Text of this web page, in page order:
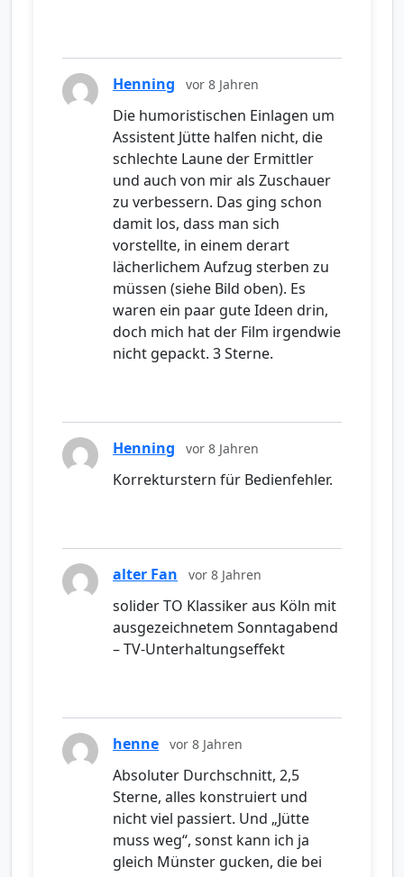
Henning vor 8 Jahren
Die humoristischen Einlagen um
Assistent Jütte halfen nicht, die
schlechte Laune der Ermittler
und auch von mir als Zuschauer
zu verbessern. Das ging schon
damit los, dass man sich
vorstellte, in einem derart
lächerlichem Aufzug sterben zu
müssen (siehe Bild oben). Es
waren ein paar gute Ideen drin,
doch mich hat der Film irgendwie
nicht gepackt. 3 Sterne.
Henning vor 8 Jahren
Korrekturstern für Bedienfehler.
alter Fan vor 8 Jahren
solider TO Klassiker aus Köln mit
ausgezeichnetem Sonntagabend
– TV-Unterhaltungseffekt
henne vor 8 Jahren
Absoluter Durchschnitt, 2,5
Sterne, alles konstruiert und
nicht viel passiert. Und „Jütte
muss weg“, sonst kann ich ja
gleich Münster gucken, die bei